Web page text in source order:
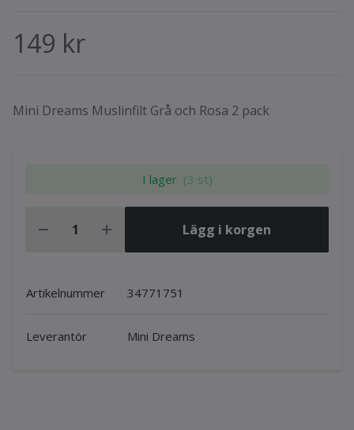
149 kr
Mini Dreams Muslinfilt Grå och Rosa 2 pack
I lager (3 st)
Lägg i korgen
Artikelnummer 34771751
Leverantör Mini Dreams